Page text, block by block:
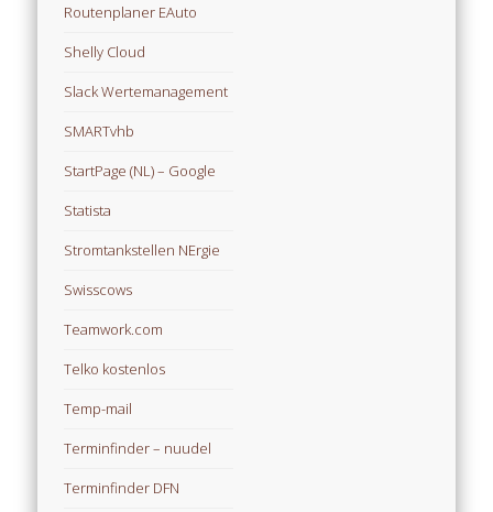
Routenplaner EAuto
Shelly Cloud
Slack Wertemanagement
SMARTvhb
StartPage (NL) – Google
Statista
Stromtankstellen NErgie
Swisscows
Teamwork.com
Telko kostenlos
Temp-mail
Terminfinder – nuudel
Terminfinder DFN